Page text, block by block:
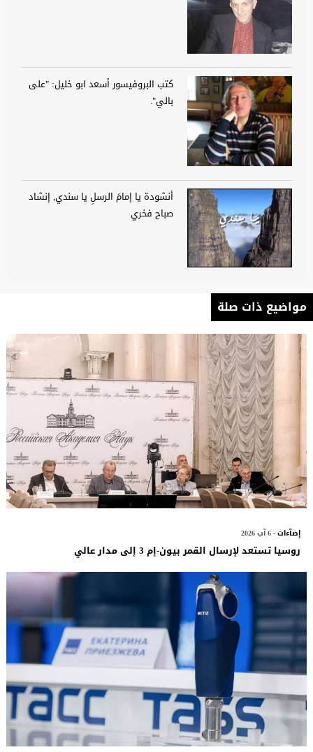
كتب البروفيسور أسعد ابو خليل: "على
بالي".
أنشودة يا إمامَ الرسلِ يا سندي, إنشاد
صباح فخري
مواضيع ذات صلة
إضآءات- 6 آب 2026
روسيا تستعد لإرسال القمر بيون-إم 3 إلى مدار عالي